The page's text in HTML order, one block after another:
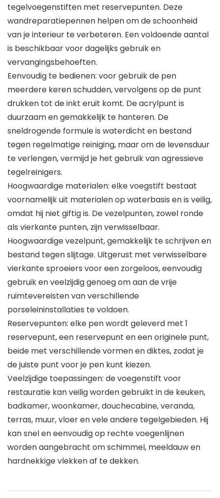
tegelvoegenstiften met reservepunten. Deze
wandreparatiepennen helpen om de schoonheid
van je interieur te verbeteren. Een voldoende aantal
is beschikbaar voor dagelijks gebruik en
vervangingsbehoeften.
Eenvoudig te bedienen: voor gebruik de pen
meerdere keren schudden, vervolgens op de punt
drukken tot de inkt eruit komt. De acrylpunt is
duurzaam en gemakkelijk te hanteren. De
sneldrogende formule is waterdicht en bestand
tegen regelmatige reiniging, maar om de levensduur
te verlengen, vermijd je het gebruik van agressieve
tegelreinigers.
Hoogwaardige materialen: elke voegstift bestaat
voornamelijk uit materialen op waterbasis en is veilig,
omdat hij niet giftig is. De vezelpunten, zowel ronde
als vierkante punten, zijn verwisselbaar.
Hoogwaardige vezelpunt, gemakkelijk te schrijven en
bestand tegen slijtage. Uitgerust met verwisselbare
vierkante sproeiers voor een zorgeloos, eenvoudig
gebruik en veelzijdig genoeg om aan de vrije
ruimtevereisten van verschillende
porseleininstallaties te voldoen.
Reservepunten: elke pen wordt geleverd met 1
reservepunt, een reservepunt en een originele punt,
beide met verschillende vormen en diktes, zodat je
de juiste punt voor je pen kunt kiezen.
Veelzijdige toepassingen: de voegenstift voor
restauratie kan veilig worden gebruikt in de keuken,
badkamer, woonkamer, douchecabine, veranda,
terras, muur, vloer en vele andere tegelgebieden. Hij
kan snel en eenvoudig op rechte voegenlijnen
worden aangebracht om schimmel, meeldauw en
hardnekkige vlekken af te dekken.